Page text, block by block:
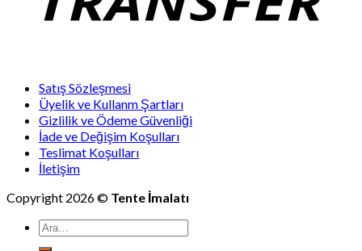
Satış Sözleşmesi
Üyelik ve Kullanm Şartları
Gizlilik ve Ödeme Güvenliği
İade ve Değişim Koşulları
Teslimat Koşulları
İletişim
Copyright 2026 © Tente İmalatı
Ara: